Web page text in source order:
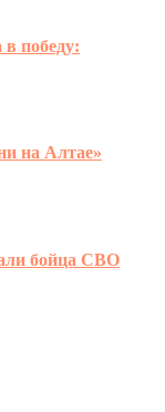
в победу:
на Алтае»
бойца СВО